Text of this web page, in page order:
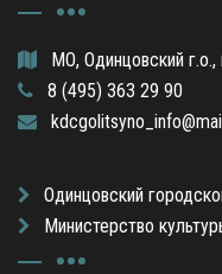
МО, Одинцовский г.о.,
8 (495) 363 29 90
Одинцовский
Министерство